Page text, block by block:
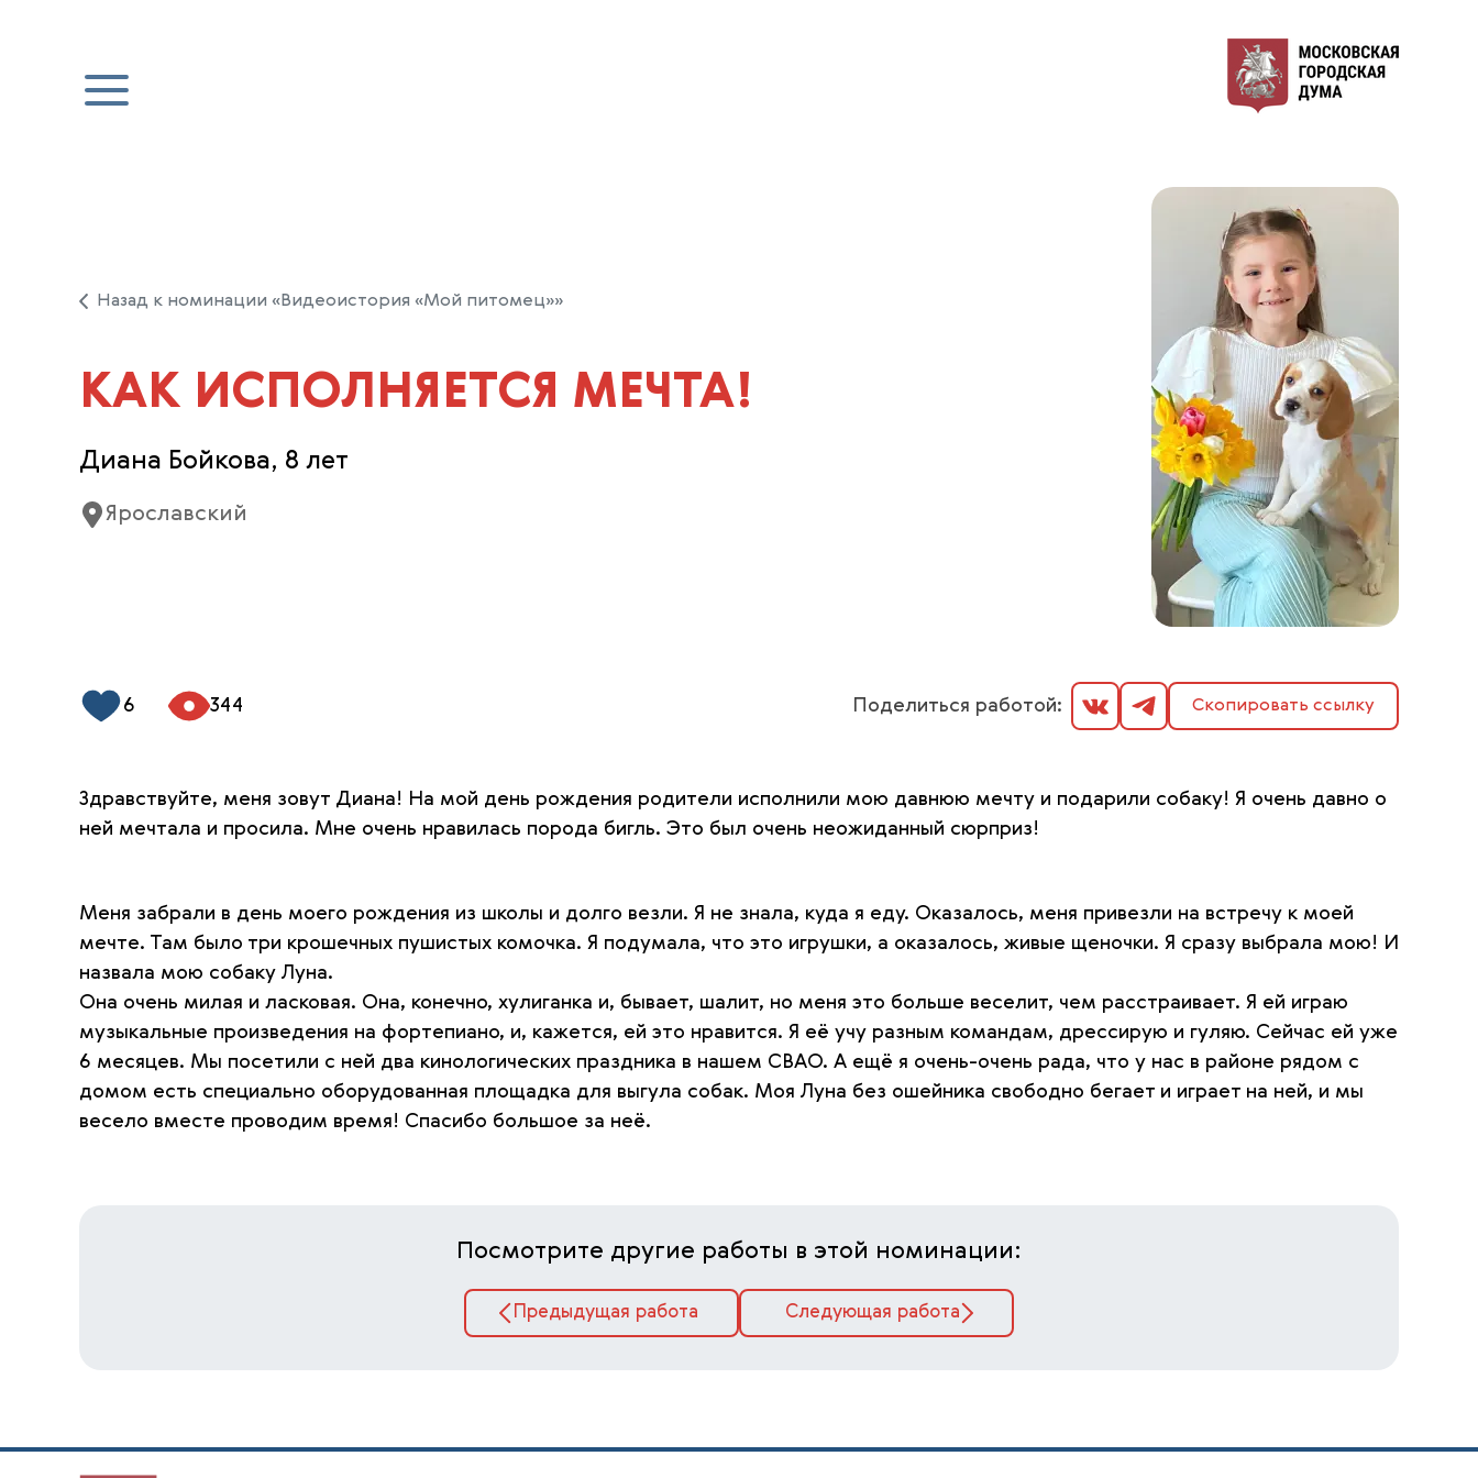
Назад к номинации «Видеоистория «Мой питомец»»
КАК ИСПОЛНЯЕТСЯ МЕЧТА!
Диана Бойкова, 8 лет
Ярославский
6 344 Поделиться работой: Скопировать ссылку
Здравствуйте, меня зовут Диана! На мой день рождения родители исполнили мою давнюю мечту и подарили собаку! Я очень давно о
ней мечтала и просила. Мне очень нравилась порода бигль. Это был очень неожиданный сюрприз!
Меня забрали в день моего рождения из школы и долго везли. Я не знала, куда я еду. Оказалось, меня привезли на встречу к моей
мечте. Там было три крошечных пушистых комочка. Я подумала, что это игрушки, а оказалось, живые щеночки. Я сразу выбрала мою! И
назвала мою собаку Луна.
Она очень милая и ласковая. Она, конечно, хулиганка и, бывает, шалит, но меня это больше веселит, чем расстраивает. Я ей играю
музыкальные произведения на фортепиано, и, кажется, ей это нравится. Я её учу разным командам, дрессирую и гуляю. Сейчас ей уже
6 месяцев. Мы посетили с ней два кинологических праздника в нашем СВАО. А ещё я очень-очень рада, что у нас в районе рядом с
домом есть специально оборудованная площадка для выгула собак. Моя Луна без ошейника свободно бегает и играет на ней, и мы
весело вместе проводим время! Спасибо большое за неё.
Посмотрите другие работы в этой номинации:
Предыдущая работа Следующая работа